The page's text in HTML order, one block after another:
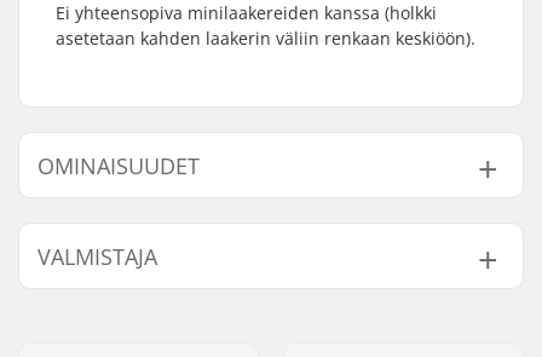
Ei yhteensopiva minilaakereiden kanssa (holkki
asetetaan kahden laakerin väliin renkaan keskiöön).
OMINAISUUDET
Laakerin tyyppi:
Spacer
Kpl per paketti:
VALMISTAJA